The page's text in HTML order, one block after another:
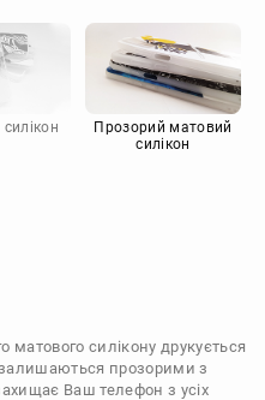
Прозорий матовий
силікон
силікону друкується
залишаються прозорими з
Ваш телефон з усіх